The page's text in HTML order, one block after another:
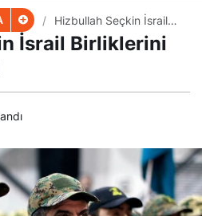
Hizbullah Seçkin İsrail
Birliklerini Gölgede
Bıraktı
İsrail Birliklerini